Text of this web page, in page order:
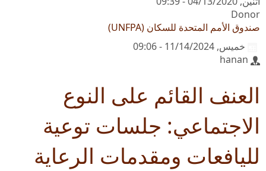
Donor
صندوق الأمم المتحدة للسكان (UNFPA)
خميس, 11/14/2024 - 09:06
hanan
العنف القائم على النوع
الاجتماعي: جلسات توعية
لليافعات ومقدمات الرعاية